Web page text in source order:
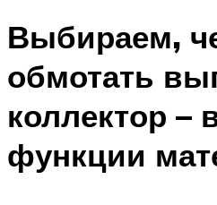
Выбираем,
обмотать
коллектор –
функции